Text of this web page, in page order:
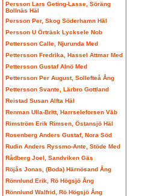
Persson Lars Geting-Lasse, Söräng
Bollnäs Häl
Persson Per, Skog Söderhamn Häl
Persson U Örträsk Lycksele Nob
Pettersson Calle, Njurunda Med
Pettersson Fredrika, Hassel Attmar Med
Pettersson Gustaf Alnö Med
Pettersson Per August, Sollefteå Ång
Pettersson Svante, Lärbro Gottland
Reistad Susan Alfta Häl
Renman Ulla-Britt, Harrseleforsen Väb
Rimström Erik Rimsen, Östansjö Häl
Rosenberg Anders Gustaf, Nora Söd
Rudin Anders Ryssmo-Ante, Stöde Med
Rådberg Joel, Sandviken Gäs
Röjås Jonas, (Boda) Härnösand Ång
Rönnlund Erik, Rö Högsjö Ång
Rönnlund Walfrid, Rö Högsjö Ång